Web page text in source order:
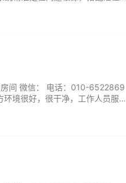
间 微信： 电话：010-6522869
境很好，很干净，工作人员服务